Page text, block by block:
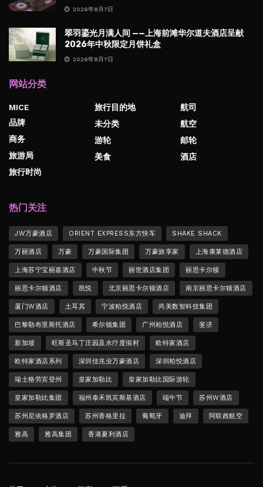
2026年8月7日
翠羽鎏光月满人间 ——上海前滩华尔道夫酒店呈献
2026年中秋限定月饼礼盒
2026年8月7日
网站分类
MICE
品牌
商务
旅游局
旅行时尚
旅行目的地
未分类
游轮
美食
航司
航空
邮轮
酒店
热门关注
JW万豪酒店 ORIENT EXPRESS东方快车 SHAKE SHACK
万丽酒店 万豪 万豪国际集团 万豪旅享家 上海康莱德酒店
上海苏宁宝丽嘉酒店 中秋节 丽世酒店集团 丽思卡尔顿
丽思卡尔顿酒店 凯悦 北京丽思卡尔顿酒店 南京丽思卡尔顿酒店
厦门W酒店 土耳其 宁波柏悦酒店 尚美数智科技集团
巴黎勒布里斯托酒店 希尔顿集团 广州柏悦酒店 斐济
新加坡 旺斯圣马丁庄园及水疗度假村 欧特家酒店
欧特家酒店系列 深圳佳兆业万豪酒店 深圳柏悦酒店
瑞士格劳宾登州 皇家加勒比 皇家加勒比国际游轮
皇家加勒比集团 福州泰禾凯宾斯基酒店 端午节 苏州W酒店
苏州尼依格罗酒店 苏州香格里拉 葡萄牙 迪拜 阿联酋航空
雅高 雅高集团 香港夏利酒店